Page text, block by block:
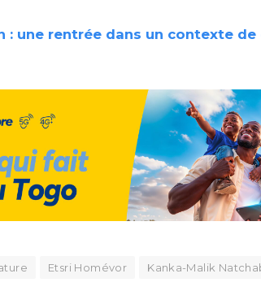
: une rentrée dans un contexte de
Etsri Homévor Kanka-Malik